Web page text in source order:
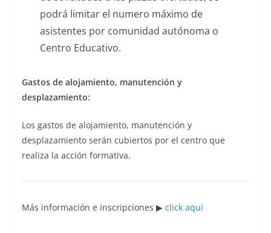
podrá limitar el numero máximo de
asistentes por comunidad autónoma o
Centro Educativo.
Gastos de alojamiento, manutención y
desplazamiento:
Los gastos de alojamiento, manutención y
desplazamiento serán cubiertos por el centro que
realiza la acción formativa.
Más información e inscripciones ▶ click aquí